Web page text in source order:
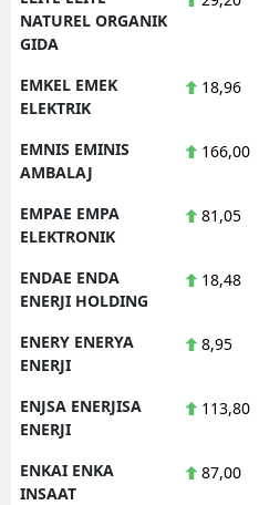
NATUREL ORGANIK
GIDA
EMKEL EMEK
ELEKTRIK
18,96
EMNIS EMINIS
AMBALAJ
166,00
EMPAE EMPA
ELEKTRONIK
81,05
ENDAE ENDA
ENERJI HOLDING
18,48
ENERY ENERYA
ENERJI
8,95
ENJSA ENERJISA
ENERJI
113,80
ENKAI ENKA
INSAAT
87,00